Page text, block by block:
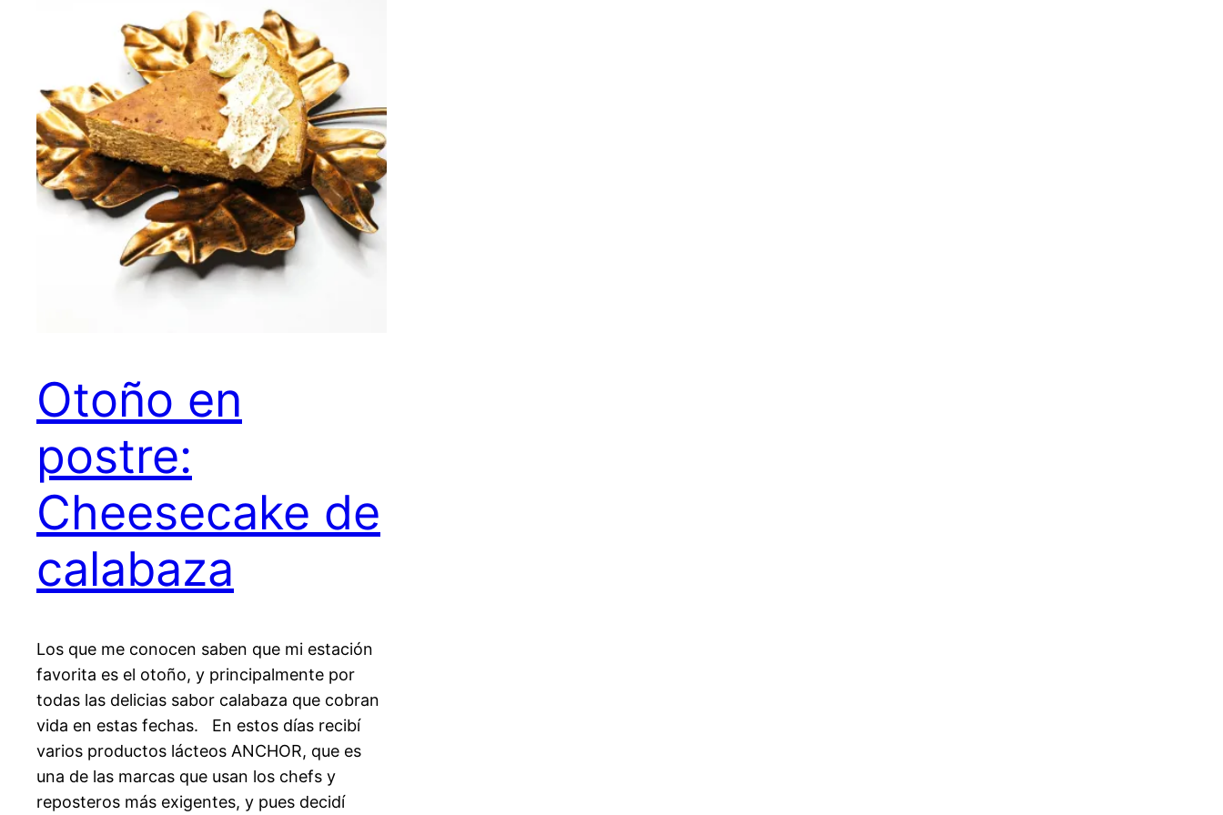
Otoño en
postre:
Cheesecake de
calabaza
Los que me conocen saben que mi estación
favorita es el otoño, y principalmente por
todas las delicias sabor calabaza que cobran
vida en estas fechas. En estos días recibí
varios productos lácteos ANCHOR, que es
una de las marcas que usan los chefs y
reposteros más exigentes, y pues decidí